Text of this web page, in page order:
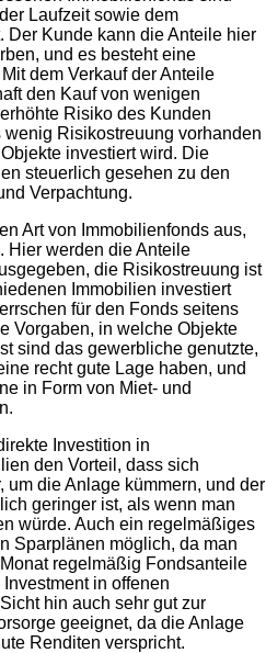
Laufzeit sowie dem
Der Kunde kann die Anteile hier
und es besteht eine
dem Verkauf der Anteile
den Kauf von wenigen
Risiko des Kunden
wenig Risikostreuung vorhanden
investiert wird. Die
steuerlich gesehen zu den
Verpachtung.
Art von Immobilienfonds aus,
Hier werden die Anteile
die Risikostreuung ist
Immobilien investiert
für den Fonds seitens
Vorgaben, in welche Objekte
sind das gewerbliche genutzte,
recht gute Lage haben, und
in Form von Miet- und
Investition in
den Vorteil, dass sich
um die Anlage kümmern, und der
geringer ist, als wenn man
würde. Auch ein regelmäßiges
Sparplänen möglich, da man
regelmäßig Fondsanteile
in offenen
hin auch sehr gut zur
geeignet, da die Anlage
Renditen verspricht.